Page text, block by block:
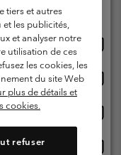
Impressum
18h
tiers et autres
les publicités,
et analyser notre
utilisation de ces
les cookies, les
du site Web
plus de détails et
cookies.
refuser
ligne
ligne
ligne